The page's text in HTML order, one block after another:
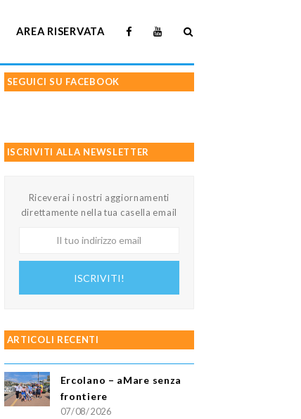
AREA RISERVATA
SEGUICI SU FACEBOOK
ISCRIVITI ALLA NEWSLETTER
Riceverai i nostri aggiornamenti
direttamente nella tua casella email
ISCRIVITI!
ARTICOLI RECENTI
Ercolano – aMare senza
frontiere
07/08/2026